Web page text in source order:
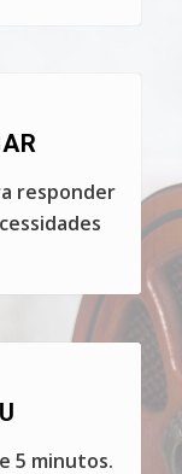
responder
5 minutos.